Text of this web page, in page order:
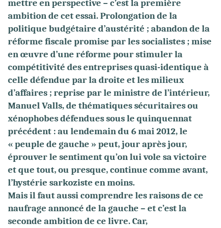
mettre en perspective – c’est la première
ambition de cet essai. Prolongation de la
politique budgétaire d’austérité ; abandon de la
réforme fiscale promise par les socialistes ; mise
en œuvre d’une réforme pour stimuler la
compétitivité des entreprises quasi-identique à
celle défendue par la droite et les milieux
d’affaires ; reprise par le ministre de l’intérieur,
Manuel Valls, de thématiques sécuritaires ou
xénophobes défendues sous le quinquennat
précédent : au lendemain du 6 mai 2012, le
« peuple de gauche » peut, jour après jour,
éprouver le sentiment qu’on lui vole sa victoire
et que tout, ou presque, continue comme avant,
l’hystérie sarkoziste en moins.
Mais il faut aussi comprendre les raisons de ce
naufrage annoncé de la gauche – et c’est la
seconde ambition de ce livre. Car,